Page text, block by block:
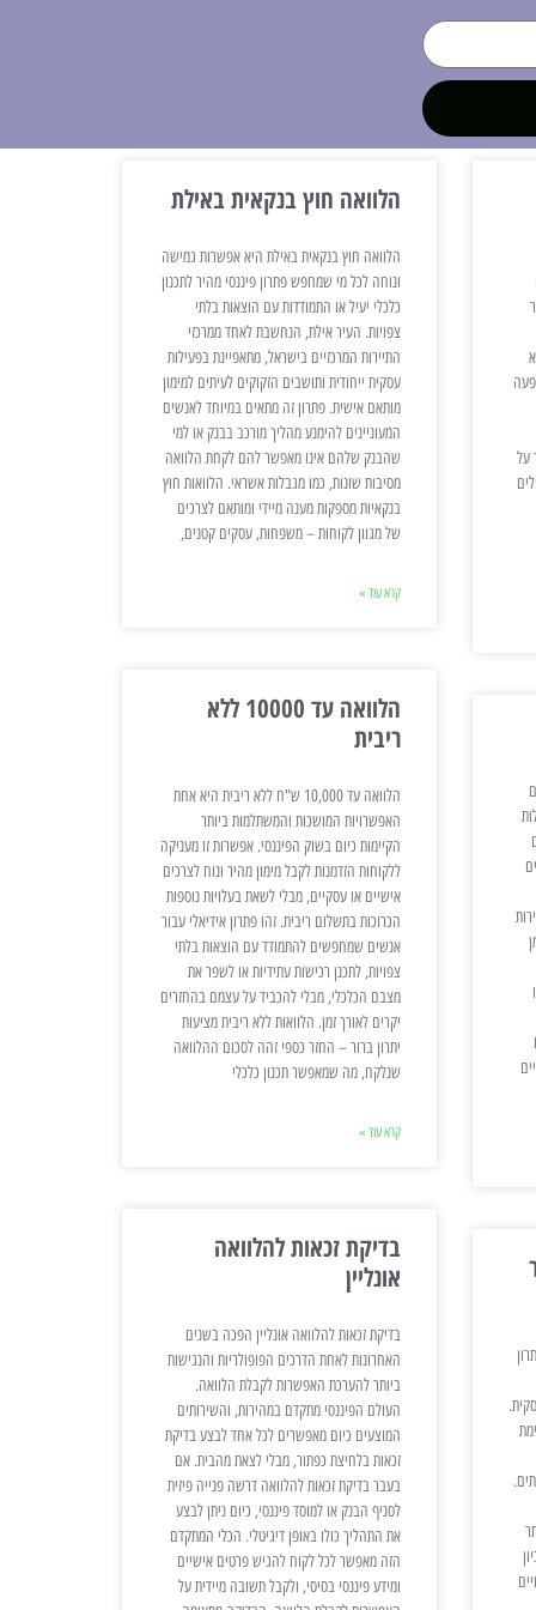
על
הלוואה חוץ בנקאית באילת
הלוואה חוץ בנקאית באילת היא אפשרות גמישה
ונוחה לכל מי שמחפש פתרון פיננסי מהיר לתכנון
כלכלי יעיל או התמודדות עם הוצאות בלתי
צפויות. העיר אילת, הנחשבת לאחד ממרכזי
התיירות המרכזיים בישראל, מתאפיינת בפעילות
עסקית ייחודית ותושבים הזקוקים לעיתים למימון
מותאם אישית. פתרון זה מתאים במיוחד לאנשים
המעוניינים להימנע מהליך מורכב בבנק או למי
שהבנק שלהם אינו מאפשר להם לקחת הלוואה
מסיבות שונות, כמו מגבלות אשראי. הלוואות חוץ
בנקאיות מספקות מענה מיידי ומותאם לצרכים
של מגוון לקוחות – משפחות, עסקים קטנים,
קרא עוד »
הלוואה עד 10000 ללא
ריבית
הלוואה עד 10,000 ש"ח ללא ריבית היא אחת
האפשרויות המושכות והמשתלמות ביותר
הקיימות כיום בשוק הפיננסי. אפשרות זו מעניקה
ללקוחות הזדמנות לקבל מימון מהיר ונוח לצרכים
אישיים או עסקיים, מבלי לשאת בעלויות נוספות
הכרוכות בתשלום ריבית. זהו פתרון אידיאלי עבור
אנשים שמחפשים להתמודד עם הוצאות בלתי
צפויות, לתכנן רכישות עתידיות או לשפר את
מצבם הכלכלי, מבלי להכביד על עצמם בהחזרים
יקרים לאורך זמן. הלוואות ללא ריבית מציעות
יתרון ברור – החזר כספי זהה לסכום ההלוואה
שנלקח, מה שמאפשר תכנון כלכלי
קרא עוד »
בדיקת זכאות להלוואה
אונליין
בדיקת זכאות להלוואה אונליין הפכה בשנים
האחרונות לאחת הדרכים הפופולריות והנגישות
ביותר להערכת האפשרות לקבלת הלוואה.
העולם הפיננסי מתקדם במהירות, והשירותים
המוצעים כיום מאפשרים לכל אחד לבצע בדיקת
זכאות בלחיצת כפתור, מבלי לצאת מהבית. אם
בעבר בדיקת זכאות להלוואה דרשה פנייה פיזית
לסניף הבנק או למוסד פיננסי, כיום ניתן לבצע
את התהליך כולו באופן דיגיטלי. הכלי המתקדם
הזה מאפשר לכל לקוח להגיש פרטים אישיים
ומידע פיננסי בסיסי, ולקבל תשובה מיידית על